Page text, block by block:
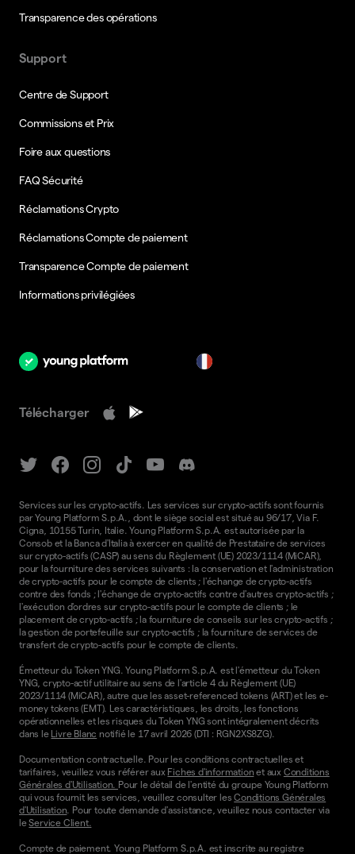
Transparence des opérations
Support
Centre de Support
Commissions et Prix
Foire aux questions
FAQ Sécurité
Réclamations Crypto
Réclamations Compte de paiement
Transparence Compte de paiement
Informations privilégiées
Télécharger
Services sur les crypto-actifs. Les services sur crypto-actifs sont fournis
par Young Platform S.p.A., dont le siège social est situé au 96/17, Via F.
Cigna, 10155 Turin, Italie. Young Platform S.p.A. est autorisée par la
Consob et la Banca d'Italia à exercer en qualité de Prestataire de services
sur crypto-actifs (CASP) au sens du Règlement (UE) 2023/1114 (MiCAR),
pour la fourniture des services suivants : la conservation et l'administration
de crypto-actifs pour le compte de clients ; l'échange de crypto-actifs
contre des fonds ; l'échange de crypto-actifs contre d'autres crypto-actifs ;
l'exécution d'ordres sur crypto-actifs pour le compte de clients ; le
placement de crypto-actifs ; la fourniture de conseils sur les crypto-actifs ;
la gestion de portefeuille sur crypto-actifs ; la fourniture de services de
transfert de crypto-actifs pour le compte de clients.
Émetteur du Token YNG. Young Platform S.p.A. est l'émetteur du Token
YNG, crypto-actif utilitaire au sens de l'article 4 du Règlement (UE)
2023/1114 (MiCAR), autre que les asset-referenced tokens (ART) et les e-
money tokens (EMT). Les caractéristiques, les droits, les fonctions
opérationnelles et les risques du Token YNG sont intégralement décrits
dans le Livre Blanc notifié le 17 avril 2026 (DTI : RGN2XS8ZG).
Documentation contractuelle. Pour les conditions contractuelles et
tarifaires, veuillez vous référer aux Fiches d'information et aux Conditions
Générales d'Utilisation. Pour le détail de l'entité du groupe Young Platform
qui vous fournit les services, veuillez consulter lesConditions Générales
d'Utilisation. Pour toute demande d'assistance, veuillez nous contacter via
leService Client.
Compte de paiement. Young Platform S.p.A. est inscrite au registre